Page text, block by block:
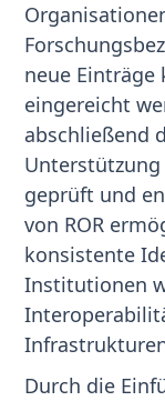
neue
eingereicht
abschließend
geprüft und
von ROR
konsistente
Institutionen
Durch die